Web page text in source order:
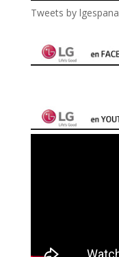
Tweets by lgespana